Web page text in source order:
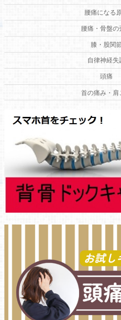
腰痛になる
腰痛・骨盤の
膝・股関
自律神経失
頭痛
首の痛み・肩